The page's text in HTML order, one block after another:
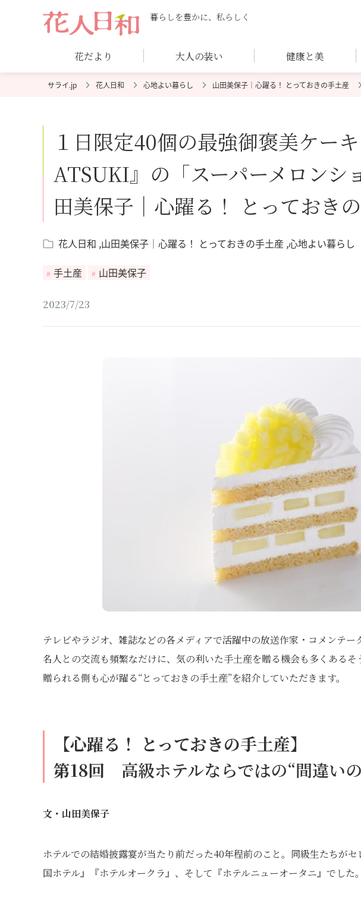
暮らしを豊かに、私らしく
花だより 大人の装い 健康と美
花人日和 心地よい暮らし 山田美保子｜心躍る！ とっておきの手土産
１日限定40個の最強御褒美ケー
ATSUKI』の「スーパーメロンシ
田美保子｜心躍る！ とっておきの
花人日和 山田美保子｜心躍る！ とっておきの手土産 心地よい暮らし
手土産 山田美保子
2023/7/23
テレビやラジオ、雑誌などの各メディアで活躍中の放送作家・コメンテ
名人との交流も頻繁なだけに、気の利いた手土産を贈る機会も多くある
贈られる側も心が躍る“とっておきの手土産”を紹介していただきます。
【心躍る！ とっておきの手土産】
第18回 高級ホテルならではの“間違い
文・山田美保子
ホテルでの結婚披露宴が当たり前だった40年程前のこと。同級生たちが
国ホテル』『ホテルオークラ』、そして『ホテルニューオータニ』でした。